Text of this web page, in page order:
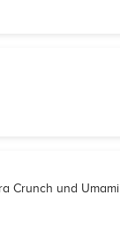
Crunch und Umami